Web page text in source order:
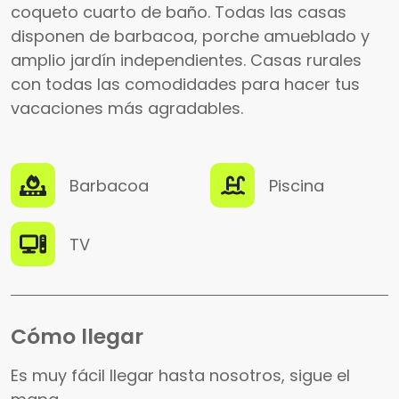
coqueto cuarto de baño. Todas las casas
disponen de barbacoa, porche amueblado y
amplio jardín independientes. Casas rurales
con todas las comodidades para hacer tus
vacaciones más agradables.
Barbacoa Piscina
TV
Cómo llegar
Es muy fácil llegar hasta nosotros, sigue el